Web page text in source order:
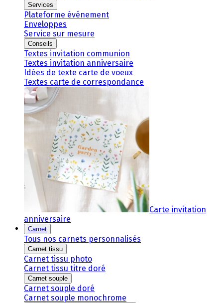
Services
Plateforme événement
Enveloppes
Service sur mesure
Conseils
Textes invitation communion
Textes invitation anniversaire
Idées de texte carte de voeux
Textes carte de correspondance
Carte invitation
anniversaire
Carnet
Tous nos carnets personnalisés
Carnet tissu
Carnet tissu photo
Carnet tissu titre doré
Carnet souple
Carnet souple doré
Carnet souple monochrome